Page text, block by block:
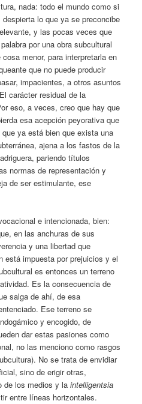
nada: todo el mundo como si
lo que ya se preconcibe
y las pocas veces que
por una obra subcultural
menor, para interpretarla en
que no puede producir
impacientes, a otros asuntos
carácter residual de la
eso, a veces, creo que hay que
esa acepción peyorativa que
ya está bien que exista una
ajena a los fastos de la
pariendo títulos
normas de representación y
de ser estimulante, ese
e intencionada, bien:
en las anchuras de sus
y una libertad que
está impuesta por prejuicios y el
es entonces un terreno
Es la consecuencia de
salga de ahí, de esa
Ese terreno se
y encogido, de
dar estas pasiones como
no las menciono como rasgos
No se trata de envidiar
sino de erigir otras,
de los medios y laintelligentsia
entre líneas horizontales.